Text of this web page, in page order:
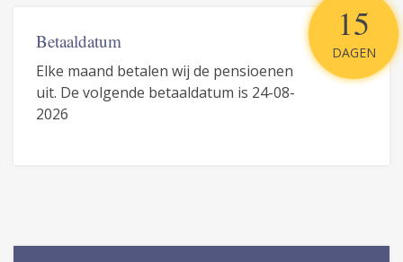
15
DAGEN
Betaaldatum
Elke maand betalen wij de pensioenen
uit. De volgende betaaldatum is 24-08-
2026